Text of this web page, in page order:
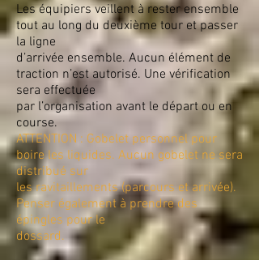
Les équipiers veillent à rester ensemble
tout au long du deuxième tour et passer
la ligne
d’arrivée ensemble. Aucun élément de
traction n’est autorisé. Une vérification
sera effectuée
par l’organisation avant le départ ou en
course.
ATTENTION : Gobelet personnel pour
boire les liquides. Aucun gobelet ne sera
distribué sur
les ravitaillements (parcours et arrivée).
Penser également à prendre des
épingles pour le
dossard.